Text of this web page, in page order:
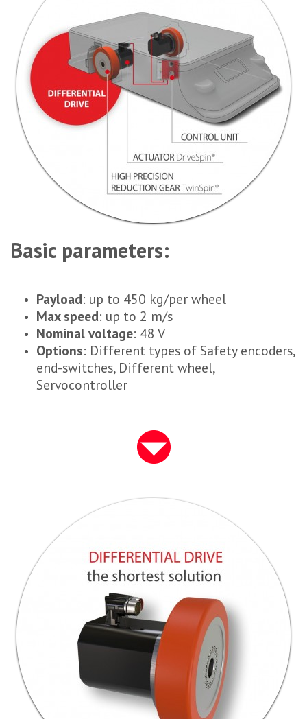
Basic parameters:
Payload: up to 450 kg/per wheel
Max speed: up to 2 m/s
Nominal voltage: 48 V
Options: Different types of Safety encoders,
end-switches, Different wheel,
Servocontroller